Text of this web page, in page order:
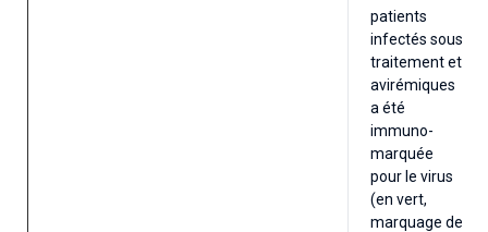
patients
infectés sous
traitement et
avirémiques
a été
immuno-
marquée
pour le virus
(en vert,
marquage de